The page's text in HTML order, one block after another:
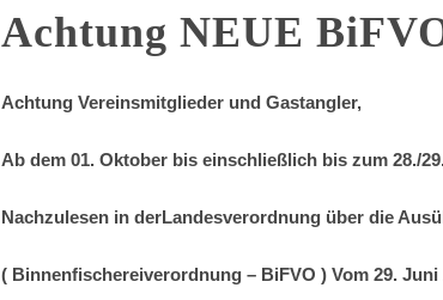
Achtung NEUE
Achtung Vereinsmitglieder und Gastangler,
Ab dem 01. Oktober bis einschließlich bis zum 28./
Nachzulesen in derLandesverordnung über die
( Binnenfischereiverordnung – BiFVO ) Vom 29. Juni